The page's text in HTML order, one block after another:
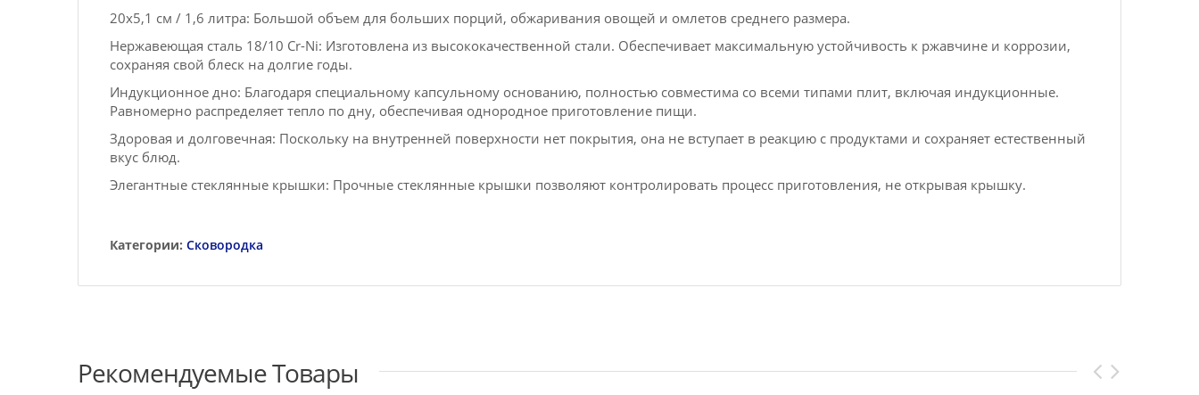
20х5,1 см / 1,6 литра: Большой объем для больших порций, обжаривания овощей и омлетов среднего размера.
Нержавеющая сталь 18/10 Cr-Ni: Изготовлена ​​из высококачественной стали. Обеспечивает максимальную устойчивость к ржавчине и коррозии,
сохраняя свой блеск на долгие годы.
Индукционное дно: Благодаря специальному капсульному основанию, полностью совместима со всеми типами плит, включая индукционные.
Равномерно распределяет тепло по дну, обеспечивая однородное приготовление пищи.
Здоровая и долговечная: Поскольку на внутренней поверхности нет покрытия, она не вступает в реакцию с продуктами и сохраняет естественный
вкус блюд.
Элегантные стеклянные крышки: Прочные стеклянные крышки позволяют контролировать процесс приготовления, не открывая крышку.
Категории: Сковородка
Рекомендуемые Товары